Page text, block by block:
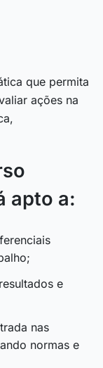
que permita
ações na
apto a:
e
nas
normas e